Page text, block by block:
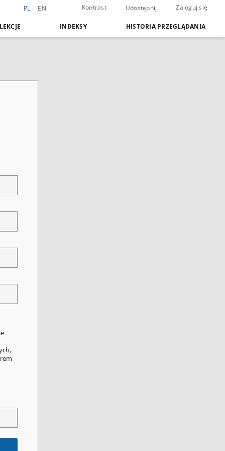
PL EN Kontrast Udostępnij Zaloguj się
INDEKSY HISTORIA PRZEGLĄDANIA